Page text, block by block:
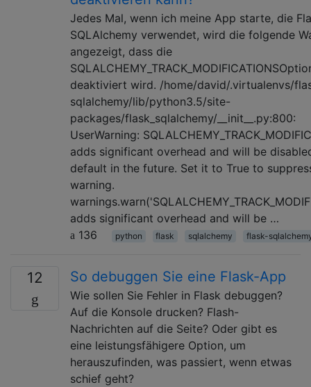
Jedes Mal, wenn ich meine App starte, die
SQLAlchemy verwendet, wird die folgende
angezeigt, dass die
deaktiviert wird. /home/david/.virtualenvs/
sqlalchemy/lib/python3.5/site-
packages/flask_sqlalchemy/__init__.py:800:
UserWarning:
adds significant overhead and will be
default in the future. Set it to True to
warning.
adds significant overhead and will be …
136
python flask sqlalchemy flask-
12 So debuggen Sie eine Flask-App
Wie sollen Sie Fehler in Flask debuggen?
Auf die Konsole drucken? Flash-
Nachrichten auf die Seite? Oder gibt es
eine leistungsfähigere Option, um
herauszufinden, was passiert, wenn etwas
schief geht?